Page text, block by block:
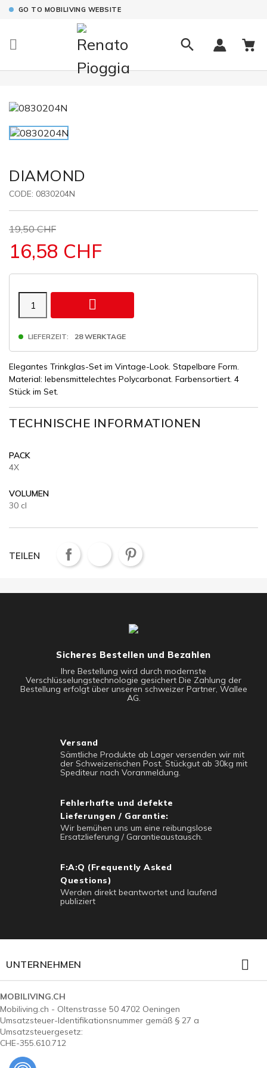
GO TO MOBILIVING WEBSITE

DIAMOND
CODE: 0830204N
19,50 CHF
16,58 CHF

LIEFERZEIT: 28 WERKTAGE
Elegantes Trinkglas-Set im Vintage-Look. Stapelbare Form.
Material: lebensmittelechtes Polycarbonat. Farbensortiert. 4
Stück im Set.
TECHNISCHE INFORMATIONEN
PACK
4X
VOLUMEN
30 cl
TEILEN
Sicheres Bestellen und Bezahlen
Ihre Bestellung wird durch modernste
Verschlüsselungstechnologie gesichert Die Zahlung der
Bestellung erfolgt über unseren schweizer Partner, Wallee
AG.
Versand
Sämtliche Produkte ab Lager versenden wir mit
der Schweizerischen Post. Stückgut ab 30kg mit
Spediteur nach Voranmeldung.
Fehlerhafte und defekte
Lieferungen / Garantie:
Wir bemühen uns um eine reibungslose
Ersatzlieferung / Garantieaustausch.
F:A:Q (Frequently Asked
Questions)
Werden direkt beantwortet und laufend
publiziert
UNTERNEHMEN 
MOBILIVING.CH
Mobiliving.ch - Oltenstrasse 50 4702 Oeningen
Umsatzsteuer-Identifikationsnummer gemäß § 27 a
Umsatzsteuergesetz:
CHE-355.610.712